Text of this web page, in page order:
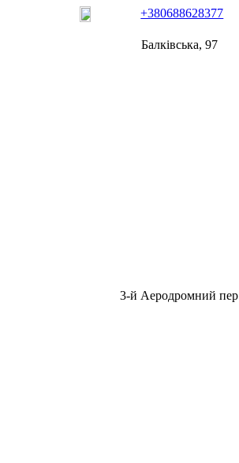
+380688628377
Балківська, 97
3-й Аеродромний пер